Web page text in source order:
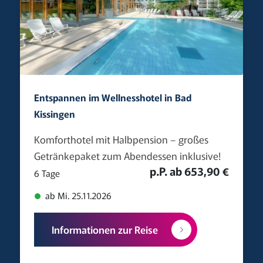
Entspannen im Wellnesshotel in Bad
Kissingen
Komforthotel mit Halbpension – großes
Getränkepaket zum Abendessen inklusive!
6 Tage
ab Mi. 25.11.2026
p.P. ab 653,90 €
Informationen zur Reise